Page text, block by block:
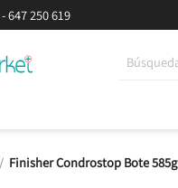
-647 250 619
Finisher Condrostop Bote 585g